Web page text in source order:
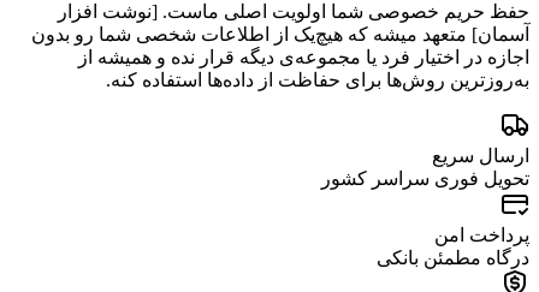
حفظ حریم خصوصی شما اولویت اصلی ماست. [نوشت افزار
آسمان] متعهد میشه که هیچ‌یک از اطلاعات شخصی شما رو بدون
اجازه در اختیار فرد یا مجموعه‌ی دیگه قرار نده و همیشه از
به‌روزترین روش‌ها برای حفاظت از داده‌ها استفاده کنه.
ارسال سریع
تحویل فوری سراسر کشور
پرداخت امن
درگاه مطمئن بانکی